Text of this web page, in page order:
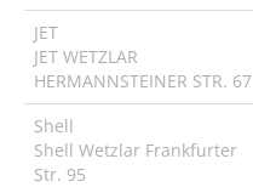
JET
JET WETZLAR
HERMANNSTEINER STR. 67
Shell
Shell Wetzlar Frankfurter
Str. 95